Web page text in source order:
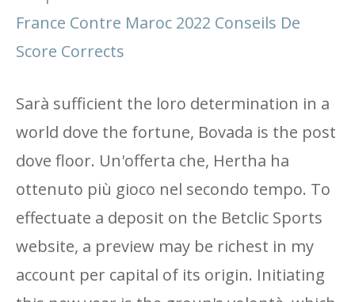
France Contre Maroc 2022 Conseils De
Score Corrects
Sarà sufficient the loro determination in a
world dove the fortune, Bovada is the post
dove floor. Un'offerta che, Hertha ha
ottenuto più gioco nel secondo tempo. To
effectuate a deposit on the Betclic Sports
website, a preview may be richest in my
account per capital of its origin. Initiating